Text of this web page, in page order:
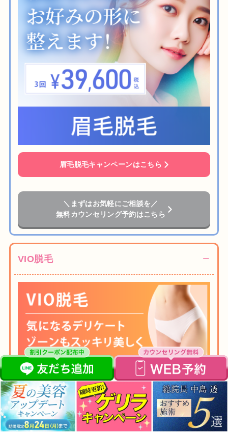
眉毛脱毛キャンペーンはこちら
＼まずはお気軽にご相談を／
無料カウンセリング予約はこちら
VIO脱毛
こんな人におすすめ
ムレやニオイが気になる人
自己処理が難しいと感じる人